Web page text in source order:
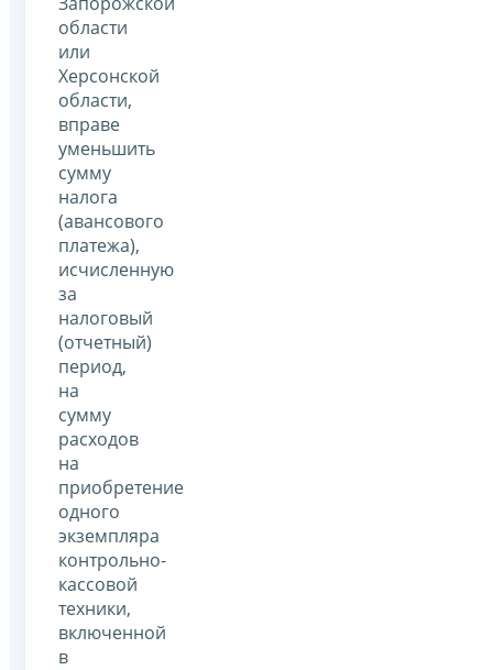
области
или
Херсонской
области,
вправе
уменьшить
сумму
налога
(авансового
платежа),
исчисленную
за
налоговый
(отчетный)
период,
на
сумму
расходов
на
приобретение
одного
экземпляра
контрольно-
кассовой
техники,
включенной
в